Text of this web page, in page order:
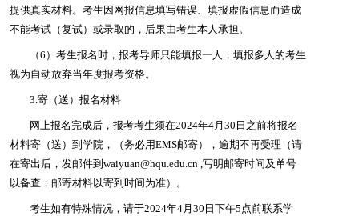
提供真实材料。考生因网报信息填写错误、填报虚假信息而造成
不能考试（复试）或录取的，后果由考生本人承担。
（6）考生报名时，报考导师只能填报一人，填报多人的考生
视为自动放弃当年度报考资格。
3.寄（送）报名材料
网上报名完成后，报考考生须在2024年4月30日之前将报名
材料寄（送）到学院，（务必用EMS邮寄），逾期不再受理（请
在寄出后，发邮件到waiyuan@hqu.edu.cn ,写明邮寄时间及单号
以备查；邮寄材料以寄到时间为准）。
考生如有特殊情况，请于2024年4月30日下午5点前联系学